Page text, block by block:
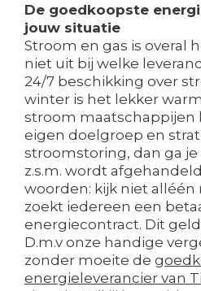
De goedkoopste
jouw situatie
Stroom en gas is overal
niet uit bij welke
24/7 beschikking over
winter is het lekker
stroom maatschappijen
eigen doelgroep en
stroomstoring, dan ga
z.s.m. wordt
woorden: kijk niet alléén
zoekt iedereen een
energiecontract. Dit
D.m.v onze handige
zonder moeite de
energieleverancier van